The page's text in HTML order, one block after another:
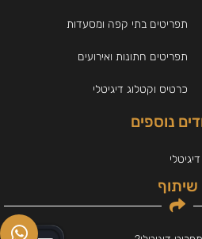
תפריטים בתי קפה ומסעדות
תפריטים חתונות ואירועים
כרטיס וקטלוג דיגיטלי
נוספים
שיתוף